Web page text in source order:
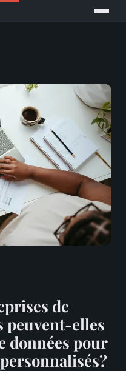
de
peuvent-elles
données pour